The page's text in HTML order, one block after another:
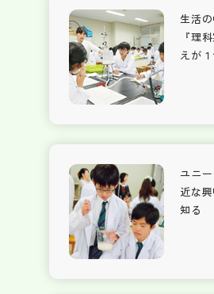
生活
『理
えが
ユニ
近な
知る